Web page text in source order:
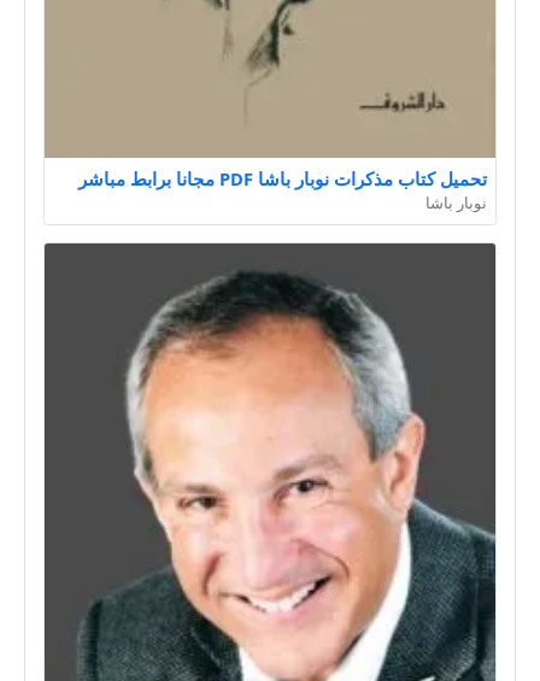
تحميل كتاب مذكرات نوبار باشا PDF مجانا برابط مباشر
نوبار باشا